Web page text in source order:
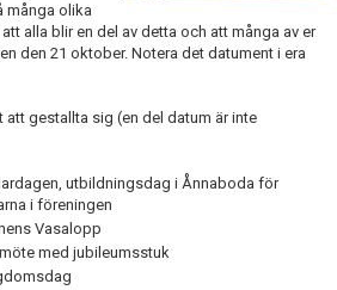
många olika
alla blir en del av detta och att många av er
den 21 oktober. Notera det datument i era
att gestallta sig (en del datum är inte
utbildningsdag i Ånnaboda för
i föreningen
Vasalopp
med jubileumsstuk